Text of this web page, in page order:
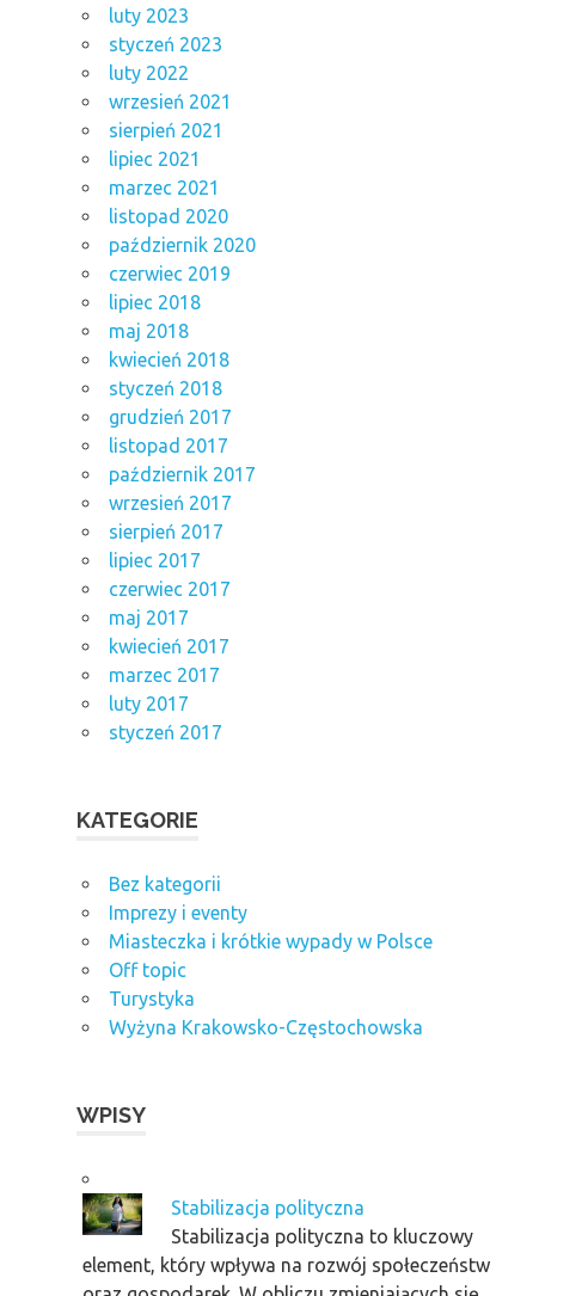
luty 2023
styczeń 2023
luty 2022
wrzesień 2021
sierpień 2021
lipiec 2021
marzec 2021
listopad 2020
październik 2020
czerwiec 2019
lipiec 2018
maj 2018
kwiecień 2018
styczeń 2018
grudzień 2017
listopad 2017
październik 2017
wrzesień 2017
sierpień 2017
lipiec 2017
czerwiec 2017
maj 2017
kwiecień 2017
marzec 2017
luty 2017
styczeń 2017
KATEGORIE
Bez kategorii
Imprezy i eventy
Miasteczka i krótkie wypady w Polsce
Off topic
Turystyka
Wyżyna Krakowsko-Częstochowska
WPISY
Stabilizacja polityczna
Stabilizacja polityczna to kluczowy
element, który wpływa na rozwój społeczeństw